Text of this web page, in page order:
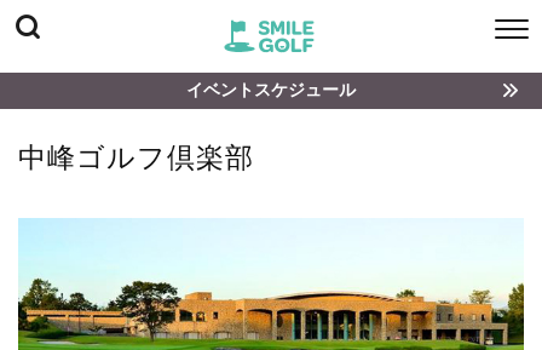
イベントスケジュール
中峰ゴルフ倶楽部